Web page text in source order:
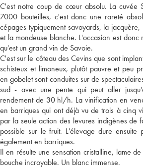
C'est notre coup de cœur absolu. La cuvée
7000 bouteilles, c'est donc une rareté
cépages typiquement savoyards, la
et la mondeuse blanche. L'occasion est donc
qu'est un grand vin de Savoie.
C'est sur le côteau des Cevins que sont
schisteux et limoneux, plutôt pauvre et peu
en gobelet sont conduites sur de
sud - avec une pente qui peut aller
rendement de 30 hl/h. La vinification en
en barriques qui ont déjà vu de trois à cinq
par la seule action des levures indigènes de
possible sur le fruit. L'élevage dure ensuite
également en barriques.
Il en résulte une sensation cristalline, lame
bouche incroyable. Un blanc immense.